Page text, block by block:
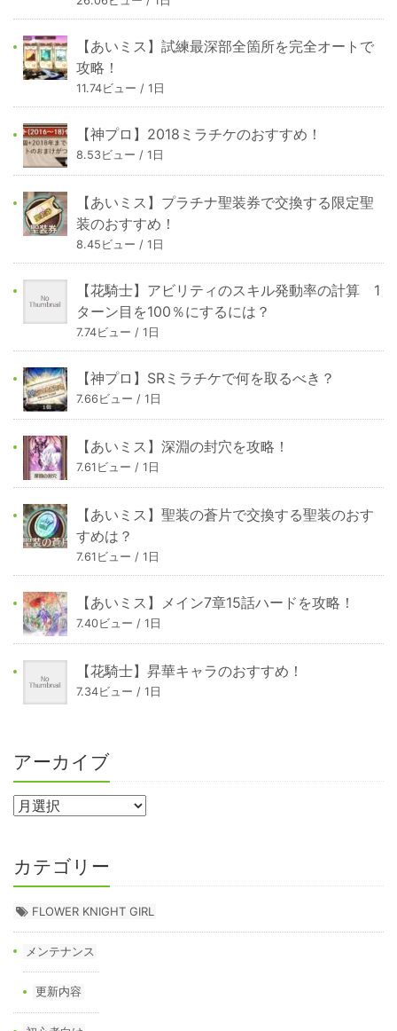
【あいミス】試練最深部全箇所を完全オートで
攻略！
11.74ビュー / 1日
【神プロ】2018ミラチケのおすすめ！
8.53ビュー / 1日
【あいミス】プラチナ聖装券で交換する限定聖
装のおすすめ！
8.45ビュー / 1日
【花騎士】アビリティのスキル発動率の計算 1
ターン目を100％にするには？
7.74ビュー / 1日
【神プロ】SRミラチケで何を取るべき？
7.66ビュー / 1日
【あいミス】深淵の封穴を攻略！
7.61ビュー / 1日
【あいミス】聖装の蒼片で交換する聖装のおす
すめは？
7.61ビュー / 1日
【あいミス】メイン7章15話ハードを攻略！
7.40ビュー / 1日
【花騎士】昇華キャラのおすすめ！
7.34ビュー / 1日
アーカイブ
カテゴリー
FLOWER KNIGHT GIRL
メンテナンス
更新内容